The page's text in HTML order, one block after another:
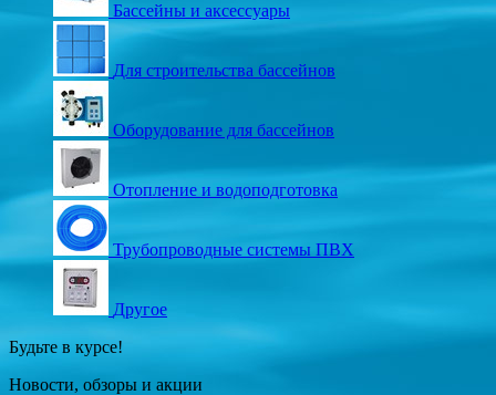
Бассейны и аксессуары
Для строительства бассейнов
Оборудование для бассейнов
Отопление и водоподготовка
Трубопроводные системы ПВХ
Другое
Будьте в курсе!
Новости, обзоры и акции